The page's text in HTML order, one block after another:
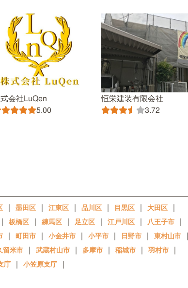
会社LuQen
5.00
恒栄建装有限会社
3.72
｜ 墨田区 ｜ 江東区 ｜ 品川区 ｜ 目黒区 ｜ 大田区 ｜
｜ 板橋区 ｜ 練馬区 ｜ 足立区 ｜ 江戸川区 ｜ 八王子市 ｜
｜ 町田市 ｜ 小金井市 ｜ 小平市 ｜ 日野市 ｜ 東村山市 ｜
留米市 ｜ 武蔵村山市 ｜ 多摩市 ｜ 稲城市 ｜ 羽村市 ｜
庁 ｜ 小笠原支庁 ｜